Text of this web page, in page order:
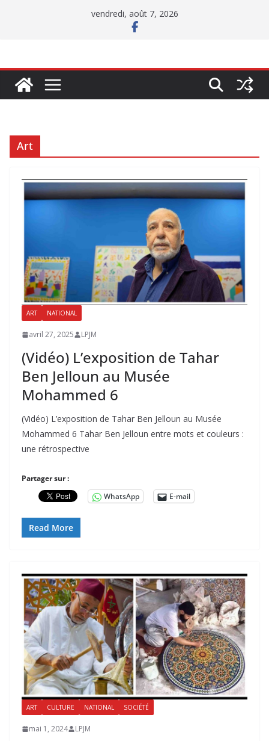
vendredi, août 7, 2026
Art
ART NATIONAL
avril 27, 2025 LPJM
(Vidéo) L’exposition de Tahar
Ben Jelloun au Musée
Mohammed 6
(Vidéo) L’exposition de Tahar Ben Jelloun au Musée
Mohammed 6 Tahar Ben Jelloun entre mots et couleurs :
une rétrospective
Partager sur :
WhatsApp
E-mail
Read More
ART CULTURE NATIONAL SOCIÉTÉ
mai 1, 2024 LPJM